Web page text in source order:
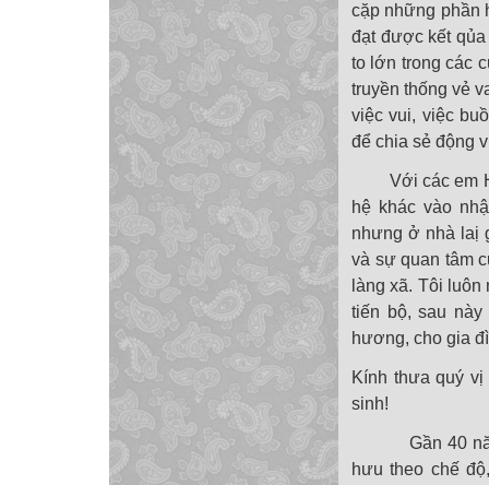
cặp những phần
đạt được kết
to lớn trong các
truyền thống vẻ
việc vui, việc
để chia sẻ động
Với các em
hệ khác vào
nhưng ở nhà laị
và sự quan tâm
làng xã. Tôi
tiến bộ, sau
hương, cho gia
Kính thưa quý
sinh!
Gần 40 năm
hưu theo chế